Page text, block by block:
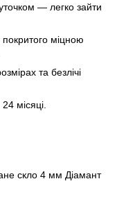
— легко зайти
міцною
та безлічі
місяці.
скло 4 мм Діамант